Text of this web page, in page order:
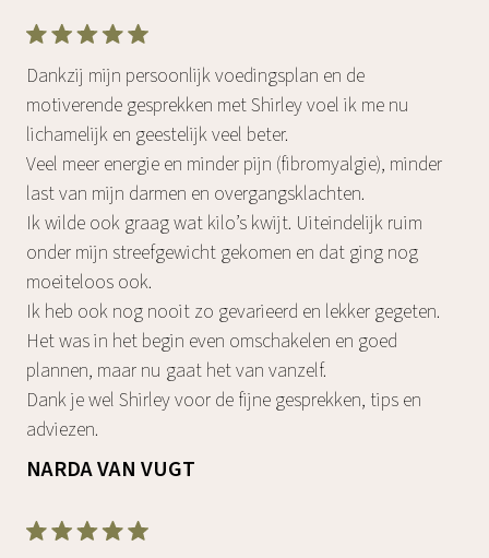
Dankzij mijn persoonlijk voedingsplan en de
motiverende gesprekken met Shirley voel ik me nu
lichamelijk en geestelijk veel beter.
Veel meer energie en minder pijn (fibromyalgie), minder
last van mijn darmen en overgangsklachten.
Ik wilde ook graag wat kilo’s kwijt. Uiteindelijk ruim
onder mijn streefgewicht gekomen en dat ging nog
moeiteloos ook.
Ik heb ook nog nooit zo gevarieerd en lekker gegeten.
Het was in het begin even omschakelen en goed
plannen, maar nu gaat het van vanzelf.
Dank je wel Shirley voor de fijne gesprekken, tips en
adviezen.
NARDA VAN VUGT